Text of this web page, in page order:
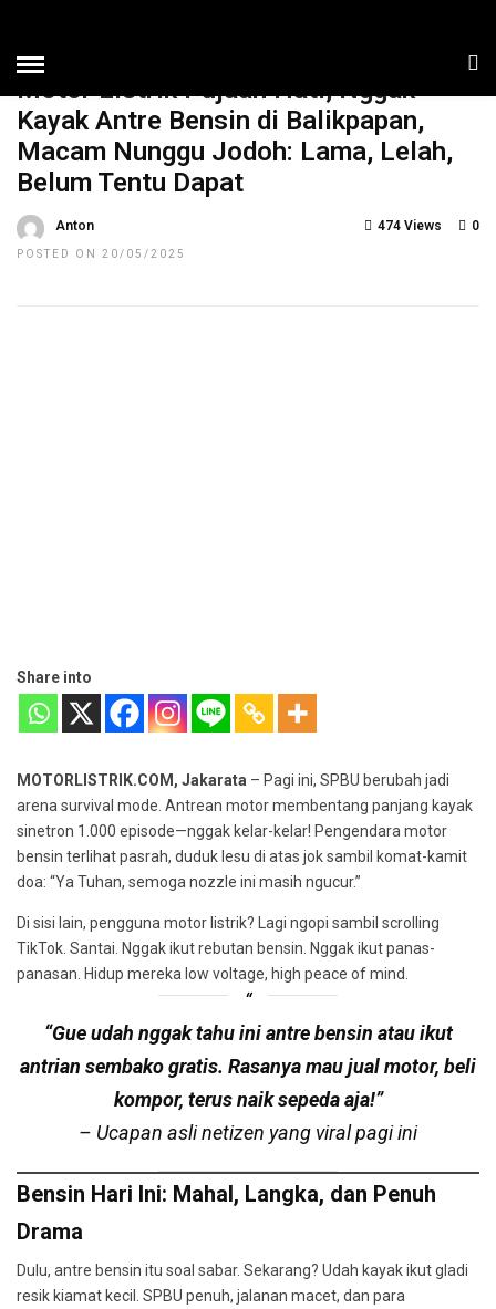
Motor Listrik Pujaan Hati, Nggak
Kayak Antre Bensin di Balikpapan,
Macam Nunggu Jodoh: Lama, Lelah,
Belum Tentu Dapat
Anton
POSTED ON 20/05/2025
0
474 Views
Share into
MOTORLISTRIK.COM, Jakarata – Pagi ini, SPBU berubah jadi
arena survival mode. Antrean motor membentang panjang kayak
sinetron 1.000 episode—nggak kelar-kelar! Pengendara motor
bensin terlihat pasrah, duduk lesu di atas jok sambil komat-kamit
doa: “Ya Tuhan, semoga nozzle ini masih ngucur.”
Di sisi lain, pengguna motor listrik? Lagi ngopi sambil scrolling
TikTok. Santai. Nggak ikut rebutan bensin. Nggak ikut panas-
panasan. Hidup mereka low voltage, high peace of mind.
“Gue udah nggak tahu ini antre bensin atau ikut
antrian sembako gratis. Rasanya mau jual motor, beli
kompor, terus naik sepeda aja!”
– Ucapan asli netizen yang viral pagi ini
Bensin Hari Ini: Mahal, Langka, dan Penuh
Drama
Dulu, antre bensin itu soal sabar. Sekarang? Udah kayak ikut gladi
resik kiamat kecil. SPBU penuh, jalanan macet, dan para